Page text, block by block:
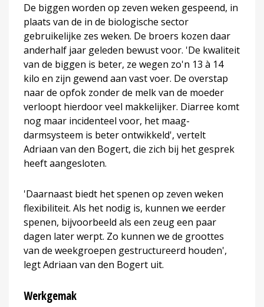
De biggen worden op zeven weken gespeend, in
plaats van de in de biologische sector
gebruikelijke zes weken. De broers kozen daar
anderhalf jaar geleden bewust voor. 'De kwaliteit
van de biggen is beter, ze wegen zo'n 13 à 14
kilo en zijn gewend aan vast voer. De overstap
naar de opfok zonder de melk van de moeder
verloopt hierdoor veel makkelijker. Diarree komt
nog maar incidenteel voor, het maag-
darmsysteem is beter ontwikkeld', vertelt
Adriaan van den Bogert, die zich bij het gesprek
heeft aangesloten.
'Daarnaast biedt het spenen op zeven weken
flexibiliteit. Als het nodig is, kunnen we eerder
spenen, bijvoorbeeld als een zeug een paar
dagen later werpt. Zo kunnen we de groottes
van de weekgroepen gestructureerd houden',
legt Adriaan van den Bogert uit.
Werkgemak